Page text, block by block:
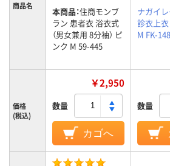
商品名 本商品：住商モンブ
ラン 患者衣 浴衣式
（男女兼用 8分袖） ピ
ンク M 59-445
ナガイ
診衣上
M FK-
価格
(税込)
￥2,950
数量
カゴへ
数量